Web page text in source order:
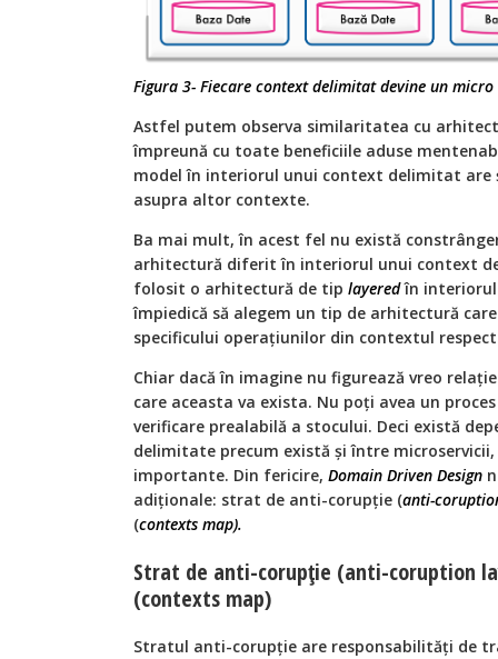
Figura 3- Fiecare context delimitat devine un
Astfel putem observa similaritatea cu
împreună cu toate beneficiile aduse
model în interiorul unui context delimitat are
asupra altor contexte.
Ba mai mult, în acest fel nu există
arhitectură diferit în interiorul unui context
folosit o arhitectură de tip layeredîn interiorul
împiedică să alegem un tip de arhitectură
specificului operațiunilor din contextul
Chiar dacă în imagine nu figurează vreo
care aceasta va exista. Nu poți avea un
verificare prealabilă a stocului. Deci există
delimitate precum există și între
importante. Din fericire, Domain Driven Design
adiționale: strat de anti-corupție (anti-
(contexts map).
Strat de anti-corupție (anti-coruption
(contexts map)
Stratul anti-corupție are responsabilități de